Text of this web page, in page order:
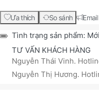
Ưa thích So sánh Email
Tình trạng sản phẩm: Mới
TƯ VẤN KHÁCH HÀNG
Nguyễn Thái Vinh.
Nguyễn Thị Hương.